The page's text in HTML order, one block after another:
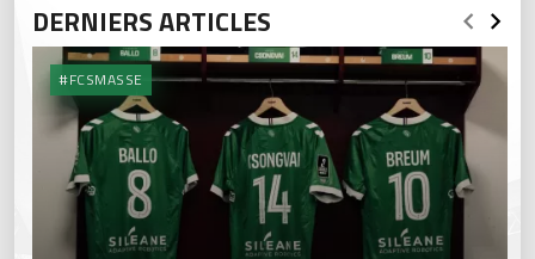
DERNIERS ARTICLES
#FCSMASSE